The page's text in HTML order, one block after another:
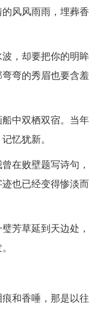
风风雨雨，埋葬香
，却要把你的明眸
弯的秀眉也要含羞
中双栖双宿。当年
忆犹新。
在败壁题写诗句，
也已经变得惨淡而
芳草延到天边处，
和香唾，那是以往